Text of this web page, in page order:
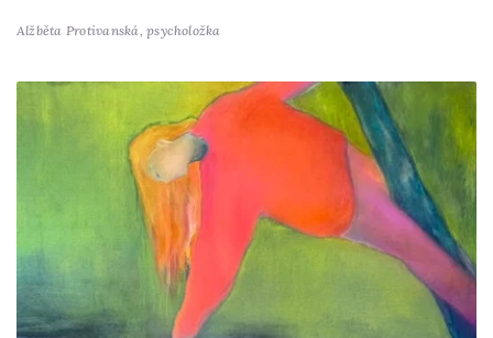
Alžběta Protivanská,psycholožka